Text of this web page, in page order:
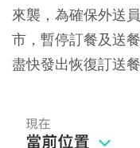
來襲，為確保外送
市，暫停訂餐及送
盡快發出恢復訂送